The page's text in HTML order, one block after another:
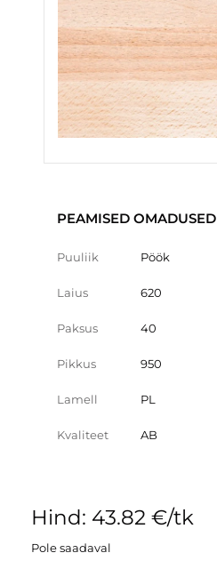
PEAMISED OMADUSED
Puuliik Pöök
Laius 620
Paksus 40
Pikkus 950
Lamell PL
Kvaliteet AB
Hind: 43.82 €/tk
Pole saadaval